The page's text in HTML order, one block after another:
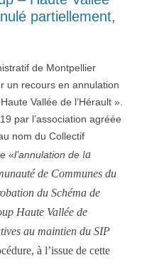
partiellement,
de Montpellier
un recours en annulation
Vallée de l’Hérault ».
par l’association agréée
nom du Collectif
«l’annulation de la
de Communes du
du Schéma de
Haute Vallée de
au maintien du SIP
cédure, à l’issue de cette